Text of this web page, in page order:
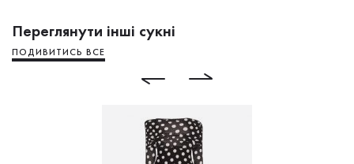
Переглянути інші сукні
ПОДИВИТИСЬ ВСЕ